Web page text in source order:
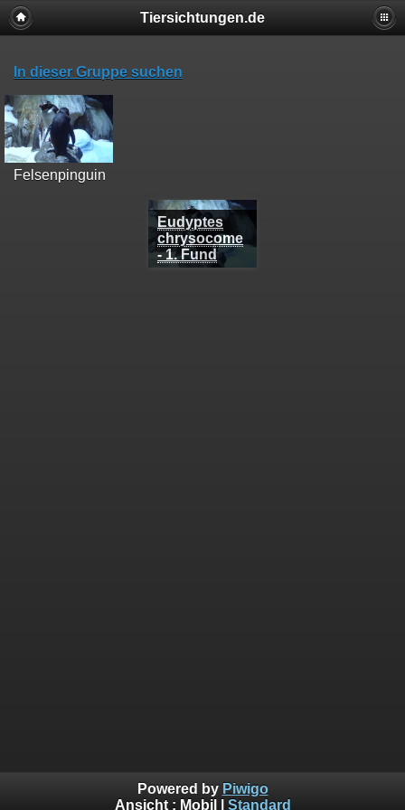
Tiersichtungen.de
In dieser Gruppe suchen
Felsenpinguin
Eudyptes
chrysocome
- 1. Fund
Powered by Piwigo
Ansicht : Mobil Standard